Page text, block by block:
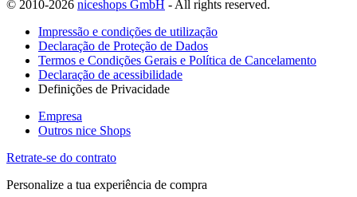
© 2010-2026 niceshops GmbH - All rights reserved.
Impressão e condições de utilização
Declaração de Proteção de Dados
Termos e Condições Gerais e Política de Cancelamento
Declaração de acessibilidade
Definições de Privacidade
Empresa
Outros nice Shops
Retrate-se do contrato
Personalize a tua experiência de compra